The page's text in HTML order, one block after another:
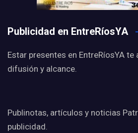
Publicidad en EntreRíosYA
Estar presentes en EntreRíosYA
difusión y alcance.
Publinotas, artículos y noticias
publicidad.